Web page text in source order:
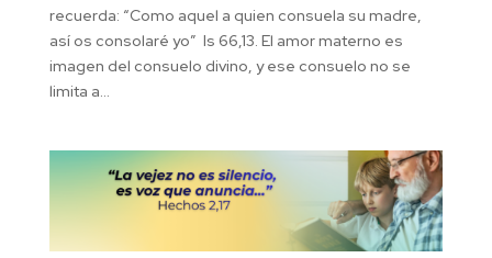
recuerda: “Como aquel a quien consuela su madre,
así os consolaré yo” Is 66,13. El amor materno es
imagen del consuelo divino, y ese consuelo no se
limita a...